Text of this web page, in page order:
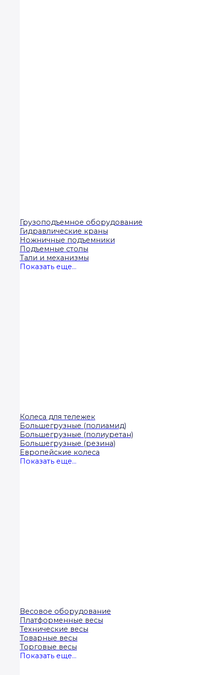
Грузоподъемное оборудование
Гидравлические краны
Ножничные подъемники
Подъемные столы
Тали и механизмы
Показать еще...
Колеса для тележек
Большегрузные (полиамид)
Большегрузные (полиуретан)
Большегрузные (резина)
Европейские колеса
Показать еще...
Весовое оборудование
Платформенные весы
Технические весы
Товарные весы
Торговые весы
Показать еще...